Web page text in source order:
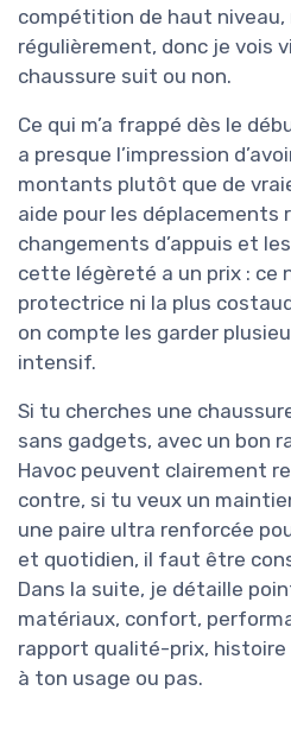
compétition de haut niveau,
régulièrement, donc je vois
chaussure suit ou non.
Ce qui m’a frappé dès le
a presque l’impression
montants plutôt que de
aide pour les déplacements
changements d’appuis et
cette légèreté a un prix : ce
protectrice ni la plus
on compte les garder
intensif.
Si tu cherches une
sans gadgets, avec un bon
Havoc peuvent clairement
contre, si tu veux un
une paire ultra renforcée
et quotidien, il faut être
Dans la suite, je détaille
matériaux, confort,
rapport qualité-prix, histoire
à ton usage ou pas.